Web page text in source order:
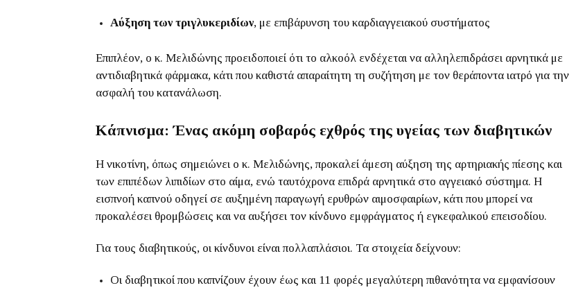
Αύξηση των τριγλυκεριδίων, με επιβάρυνση του καρδιαγγειακού συστήματος
Επιπλέον, ο κ. Μελιδώνης προειδοποιεί ότι το αλκοόλ ενδέχεται να αλληλεπιδράσει αρνητικά με
αντιδιαβητικά φάρμακα, κάτι που καθιστά απαραίτητη τη συζήτηση με τον θεράποντα ιατρό για την
ασφαλή του κατανάλωση.
Κάπνισμα: Ένας ακόμη σοβαρός εχθρός της υγείας των διαβητικών
Η νικοτίνη, όπως σημειώνει ο κ. Μελιδώνης, προκαλεί άμεση αύξηση της αρτηριακής πίεσης και
των επιπέδων λιπιδίων στο αίμα, ενώ ταυτόχρονα επιδρά αρνητικά στο αγγειακό σύστημα. Η
εισπνοή καπνού οδηγεί σε αυξημένη παραγωγή ερυθρών αιμοσφαιρίων, κάτι που μπορεί να
προκαλέσει θρομβώσεις και να αυξήσει τον κίνδυνο εμφράγματος ή εγκεφαλικού επεισοδίου.
Για τους διαβητικούς, οι κίνδυνοι είναι πολλαπλάσιοι. Τα στοιχεία δείχνουν:
Οι διαβητικοί που καπνίζουν έχουν έως και 11 φορές μεγαλύτερη πιθανότητα να εμφανίσουν